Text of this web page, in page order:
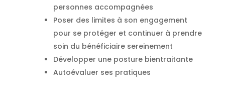
personnes accompagnées
Poser des limites à son engagement
pour se protéger et continuer à prendre
soin du bénéficiaire sereinement
Développer une posture bientraitante
Autoévaluer ses pratiques